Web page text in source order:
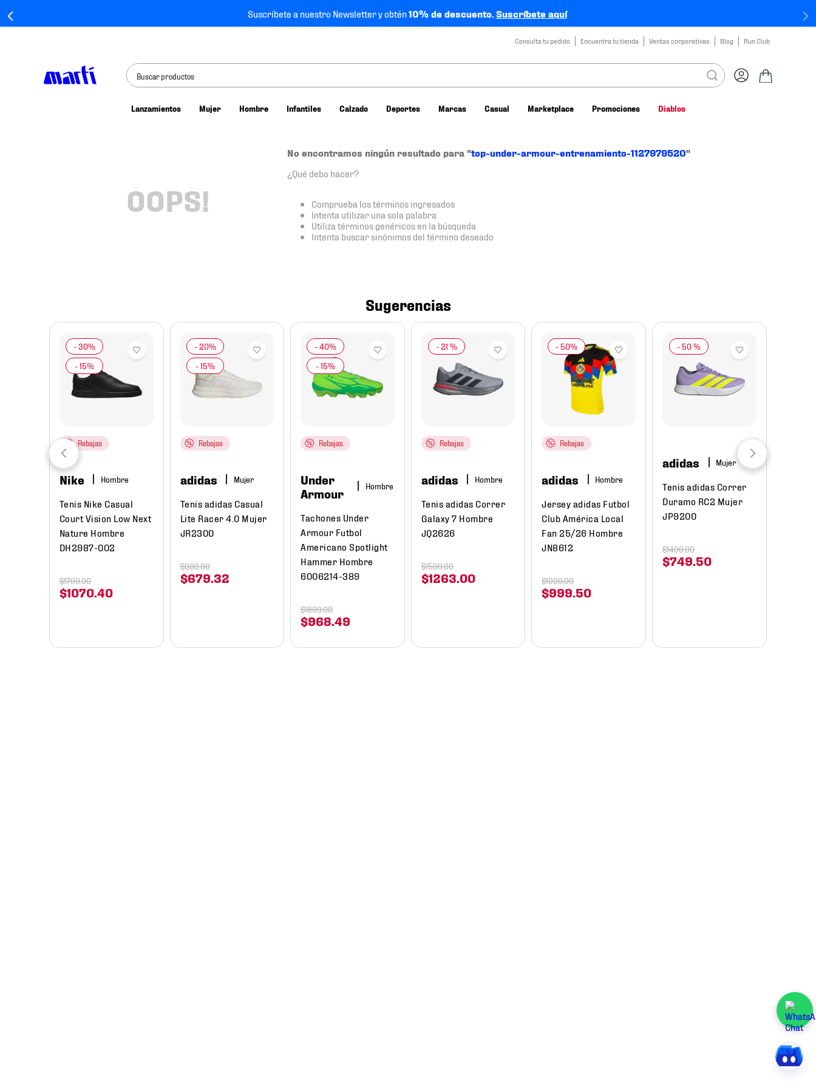
Suscríbete a nuestro Newsletter y obtén10% de descuento.Suscríbete aquí
Consulta tu pedido Encuentra tu tienda Ventas corporativas Blog Run Club
Buscar productos
Lanzamientos Mujer Hombre Infantiles Calzado Deportes Marcas Casual Marketplace Promociones Diablos
OOPS!
No encontramos ningún resultado para "top-under-armour-entrenamiento-1127979520"
¿Qué debo hacer?
Comprueba los términos ingresados
Intenta utilizar una sola palabra
Utiliza términos genéricos en la búsqueda
Intenta buscar sinónimos del término deseado
Sugerencias
Rebajas
Nike Hombre
Tenis Nike Casual
Court Vision Low Next
Nature Hombre
DH2987-002
$1070. 40
$1799.00
Rebajas
adidas Mujer
Tenis adidas Casual
Lite Racer 4.0 Mujer
JR2300
$679 32
$999.00
Rebajas
Under
Armour
Hombre
Tachones Under
Armour Futbol
Americano Spotlight
Hammer Hombre
6006214-389
$968 .49
$1899.00
-21 %
Rebajas
adidas Hombre
Tenis adidas Correr
Galaxy 7 Hombre
JQ2626
$1263 00
$1599.00
Rebajas
adidas Hombre
Jersey adidas Futbol
Club América Local
Fan 25/26 Hombre
JN8612
$999 50
$1999.00
- 50 %
adidas Mujer
Tenis adidas Correr
Duramo RC2 Mujer
JP9200
$749 50
$1499.00
tenis nike